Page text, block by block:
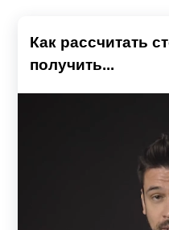
Как рассчитать
получить...